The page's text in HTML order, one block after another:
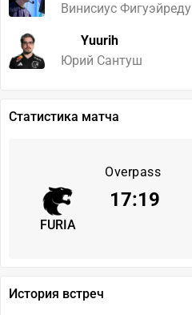
Винисиус Фигуэйреду
Yuurih
Юрий Сантуш
Статистика матча
Overpass
FURIA
17:19
История встреч